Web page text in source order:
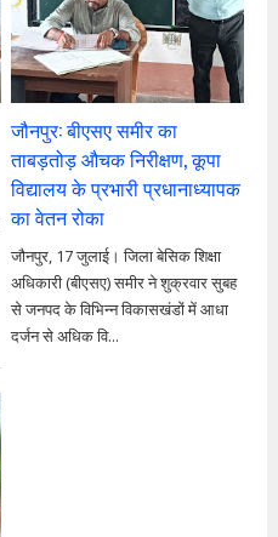
जौनपुर: बीएसए समीर का
ताबड़तोड़ औचक निरीक्षण, कूपा
विद्यालय के प्रभारी प्रधानाध्यापक
का वेतन रोका
जौनपुर, 17 जुलाई। जिला बेसिक शिक्षा
अधिकारी (बीएसए) समीर ने शुक्रवार सुबह
से जनपद के विभिन्न विकासखंडों में आधा
दर्जन से अधिक वि...